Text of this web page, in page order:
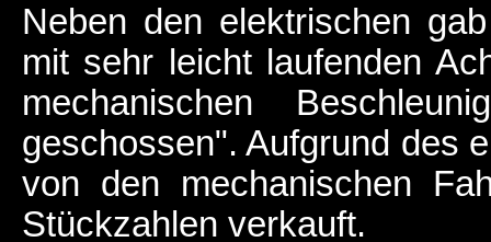
Neben den elektrischen
mit sehr leicht laufenden
mechanischen
geschossen". Aufgrund des
von den mechanischen
Stückzahlen verkauft.